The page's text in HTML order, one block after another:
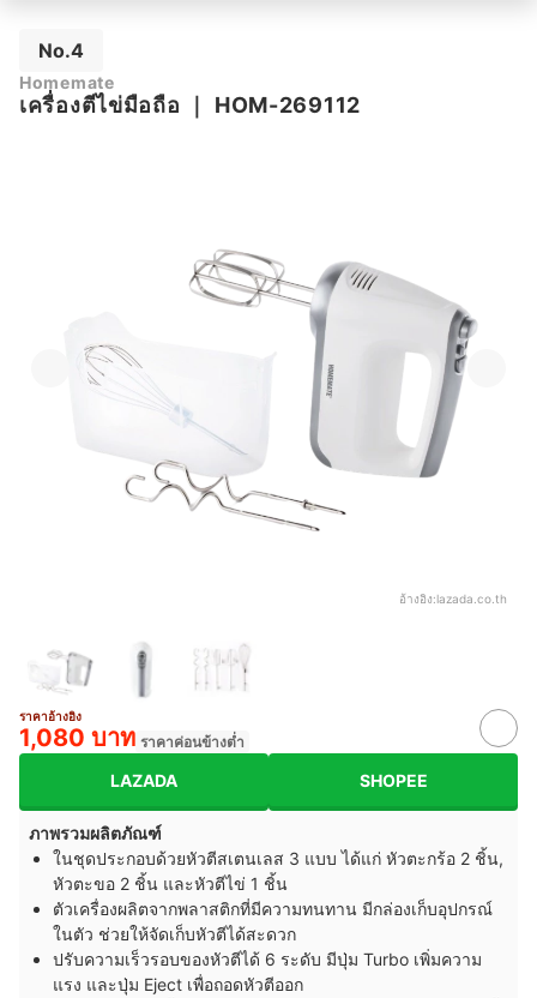
No.4
Homemate
เครื่องตีไข่มือถือ HOM-269112
อ้างอิง:lazada.co.th
ราคาอ้างอิง
1,080 บาท ราคาค่อนข้างต่ำ
LAZADA SHOPEE
ภาพรวมผลิตภัณฑ์
ในชุดประกอบด้วยหัวตีสเตนเลส 3 แบบ ได้แก่ หัวตะกร้อ 2 ชิ้น,
หัวตะขอ 2 ชิ้น และหัวตีไข่ 1 ชิ้น
ตัวเครื่องผลิตจากพลาสติกที่มีความทนทาน มีกล่องเก็บอุปกรณ์
ในตัว ช่วยให้จัดเก็บหัวตีได้สะดวก
ปรับความเร็วรอบของหัวตีได้ 6 ระดับ มีปุ่ม Turbo เพิ่มความ
แรง และปุ่ม Eject เพื่อถอดหัวตีออก